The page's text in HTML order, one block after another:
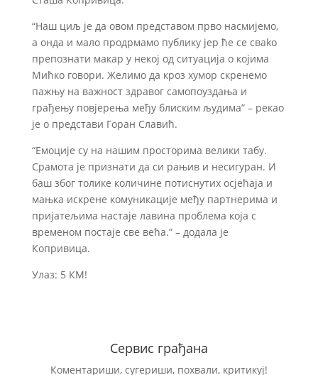
“Наш циљ је да овом представом прво насмијемо,
а онда и мало продрмамо публику јер ће се сваkо
препознати макар у некој од ситуација о којима
Мићко говори. Желимо да кроз хумор скренемо
пажњу на важност здравог самопоуздања и
грађењу повјерења међу блиским људима” – рекао
је о представи Горан Славић.
“Емоције су на нашим просторима велики табу.
Срамота је признати да си рањив и несигуран. И
баш због толике количине потиснутих осјећаја и
мањка искрене комуникације међу партнерима и
пријатељима настаје лавина проблема која с
временом постаје све већа.” – додала је
Копривица.
Улаз: 5 КМ!
Сервис грађана
Коментариши, сугериши, похвали, критикуј!